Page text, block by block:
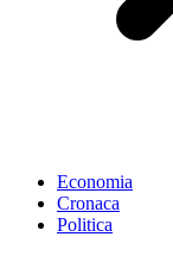
Economia
Cronaca
Politica